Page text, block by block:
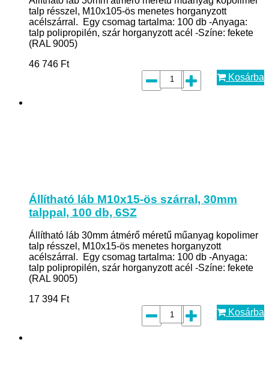
talp résszel, M10x105-ös menetes horganyzott
acélszárral. Egy csomag tartalma: 100 db -Anyaga:
talp polipropilén, szár horganyzott acél -Színe: fekete
(RAL 9005)
46 746 Ft
Kosárba
Állítható láb M10x15-ös szárral, 30mm
talppal, 100 db, 6SZ
Állítható láb 30mm átmérő méretű műanyag kopolimer
talp résszel, M10x15-ös menetes horganyzott
acélszárral. Egy csomag tartalma: 100 db -Anyaga:
talp polipropilén, szár horganyzott acél -Színe: fekete
(RAL 9005)
17 394 Ft
Kosárba